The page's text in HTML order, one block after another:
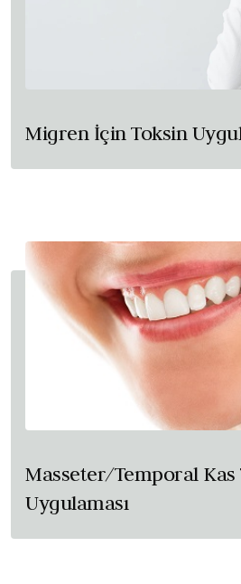
Migren İçin Toksin
Masseter/Temporal Kas
Uygulaması